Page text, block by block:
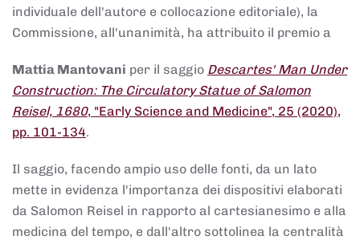
individuale dell'autore e collocazione editoriale), la
Commissione, all'unanimità, ha attribuito il premio a
Mattia Mantovani per il saggio Descartes' Man Under
Construction: The Circulatory Statue of Salomon
Reisel, 1680, "Early Science and Medicine", 25 (2020),
pp. 101-134.
Il saggio, facendo ampio uso delle fonti, da un lato
mette in evidenza l'importanza dei dispositivi elaborati
da Salomon Reisel in rapporto al cartesianesimo e alla
medicina del tempo, e dall'altro sottolinea la centralità